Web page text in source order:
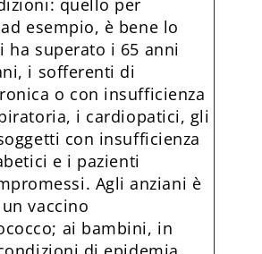
quello per
esempio, è bene lo
ha superato i 65 anni
i sofferenti di
o con insufficienza
i cardiopatici, gli
con insufficienza
e i pazienti
Agli anziani è
vaccino
ai bambini, in